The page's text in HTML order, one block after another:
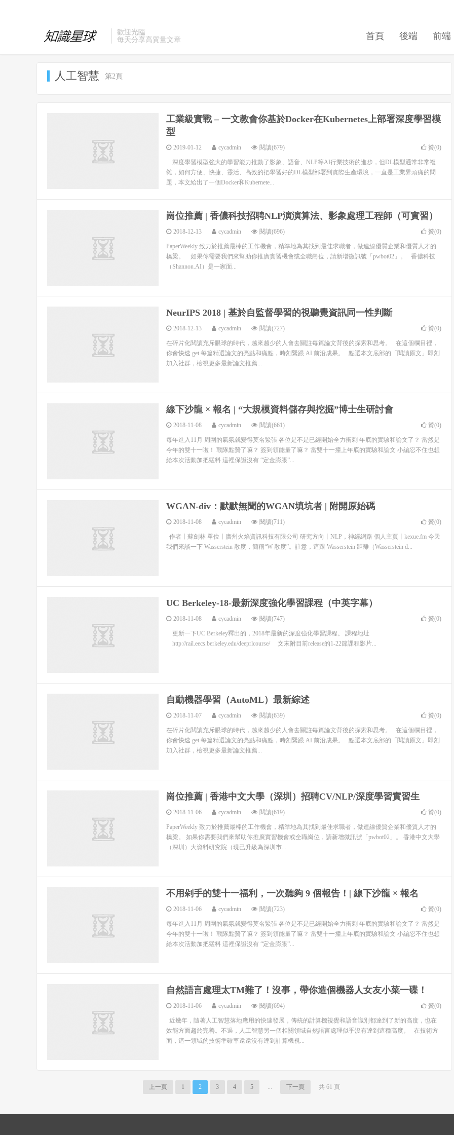
歡迎光臨
每天分享高質量文章
首頁 後端 前端
人工智慧 第2頁
工業級實戰 – 一文教會你基於Docker在Kubernetes上部署深度學習模
型
2019-01-12 cycadmin 閱讀(679) 贊(0)
深度學習模型強大的學習能力推動了影象、語音、NLP等AI行業技術的進步，但DL模型通常非常複
雜，如何方便、快捷、靈活、高效的把學習好的DL模型部署到實際生產環境，一直是工業界頭痛的問
題，本文給出了一個Docker和Kubernete...
崗位推薦 | 香儂科技招聘NLP演演算法、影象處理工程師（可實習）
2018-12-13 cycadmin 閱讀(696) 贊(0)
PaperWeekly 致力於推薦最棒的工作機會，精準地為其找到最佳求職者，做連線優質企業和優質人才的
橋梁。 如果你需要我們來幫助你推廣實習機會或全職崗位，請新增微訊號「pwbot02」。 香儂科技
（Shannon.AI）是一家面...
NeurIPS 2018 | 基於自監督學習的視聽覺資訊同一性判斷
2018-12-13 cycadmin 閱讀(727) 贊(0)
在碎片化閱讀充斥眼球的時代，越來越少的人會去關註每篇論文背後的探索和思考。 在這個欄目裡，
你會快速 get 每篇精選論文的亮點和痛點，時刻緊跟 AI 前沿成果。 點選本文底部的「閱讀原文」即刻
加入社群，檢視更多最新論文推薦...
線下沙龍 × 報名 | “大規模資料儲存與挖掘”博士生研討會
2018-11-08 cycadmin 閱讀(661) 贊(0)
每年進入11月 周圍的氣氛就變得莫名緊張 各位是不是已經開始全力衝刺 年底的實驗和論文了？ 當然是
今年的雙十一啦！ 戰隊點贊了嘛？ 簽到領能量了嘛？ 當雙十一撞上年底的實驗和論文 小編忍不住也想
給本次活動加把猛料 這裡保證沒有 “定金膨脹”...
WGAN-div：默默無聞的WGAN填坑者 | 附開原始碼
2018-11-08 cycadmin 閱讀(711) 贊(0)
作者丨蘇劍林 單位丨廣州火焰資訊科技有限公司 研究方向丨NLP，神經網路 個人主頁丨kexue.fm 今天
我們來談一下 Wasserstein 散度，簡稱“W 散度”。註意，這跟 Wasserstein 距離（Wasserstein d...
UC Berkeley-18-最新深度強化學習課程（中英字幕）
2018-11-08 cycadmin 閱讀(747) 贊(0)
更新一下UC Berkeley釋出的，2018年最新的深度強化學習課程。 課程地址
http://rail.eecs.berkeley.edu/deeprlcourse/ 文末附目前release的1-22節課程影片...
自動機器學習（AutoML）最新綜述
2018-11-07 cycadmin 閱讀(639) 贊(0)
在碎片化閱讀充斥眼球的時代，越來越少的人會去關註每篇論文背後的探索和思考。 在這個欄目裡，
你會快速 get 每篇精選論文的亮點和痛點，時刻緊跟 AI 前沿成果。 點選本文底部的「閱讀原文」即刻
加入社群，檢視更多最新論文推薦...
崗位推薦 | 香港中文大學（深圳）招聘CV/NLP/深度學習實習生
2018-11-06 cycadmin 閱讀(619) 贊(0)
PaperWeekly 致力於推薦最棒的工作機會，精準地為其找到最佳求職者，做連線優質企業和優質人才的
橋梁。 如果你需要我們來幫助你推廣實習機會或全職崗位，請新增微訊號「pwbot02」。 香港中文大學
（深圳）大資料研究院（現已升級為深圳市...
不用剁手的雙十一福利，一次聽夠 9 個報告！| 線下沙龍 × 報名
2018-11-06 cycadmin 閱讀(723) 贊(0)
每年進入11月 周圍的氣氛就變得莫名緊張 各位是不是已經開始全力衝刺 年底的實驗和論文了？ 當然是
今年的雙十一啦！ 戰隊點贊了嘛？ 簽到領能量了嘛？ 當雙十一撞上年底的實驗和論文 小編忍不住也想
給本次活動加把猛料 這裡保證沒有 “定金膨脹”...
自然語言處理太TM難了！沒事，帶你造個機器人女友小菜一碟！
2018-11-06 cycadmin 閱讀(694) 贊(0)
近幾年，隨著人工智慧落地應用的快速發展，傳統的計算機視覺和語音識別都達到了新的高度，也在
效能方面趨於完善。不過，人工智慧另一個相關領域自然語言處理似乎沒有達到這種高度。 在技術方
面，這一領域的技術準確率遠遠沒有達到計算機視...
上一頁 1 2 3 4 5 ... 下一頁 共 61 頁